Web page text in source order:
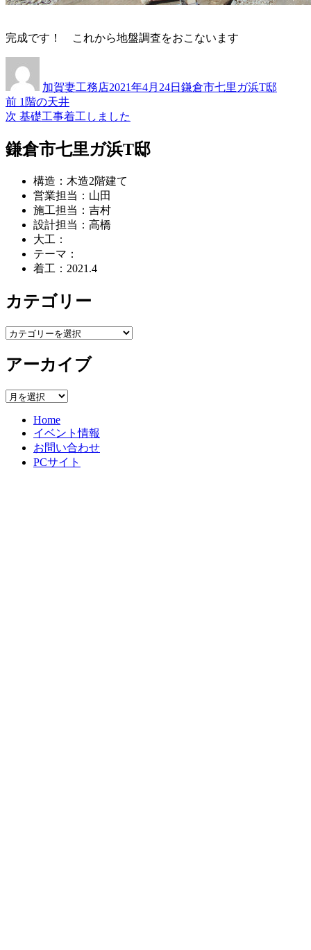
完成です！ これから地盤調査をおこないます
者加賀妻工務店日:
2021年4月24日ゴ
鎌倉市七里ガ浜T邸
投
稿
ナ
前 過
去
投
稿:
1階の天井
次 次
投
稿:
基礎工事着工しました
鎌倉市七里ガ浜T邸
構造：木造2階建て
営業担当：山田
施工担当：吉村
設計担当：高橋
大工：
テーマ：
着工：2021.4
カテゴリー
カ
ゴ
ー
アーカイブ
ア
Home
イベント情報
お問い合わせ
PCサイト